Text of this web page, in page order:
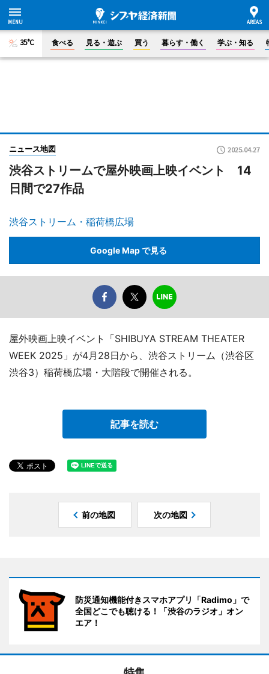
35°C 食べる 見る・遊ぶ 買う 暮らす・働く 学ぶ・知る
ニュース地図 2025.04.27
渋谷ストリームで屋外映画上映イベント 14
日間で27作品
渋谷ストリーム・稲荷橋広場
Google Map で見る
屋外映画上映イベント「SHIBUYA STREAM THEATER
WEEK 2025」が4月28日から、渋谷ストリーム（渋谷区
渋谷3）稲荷橋広場・大階段で開催される。
記事を読む
前の地図 次の地図
防災通知機能付きスマホアプリ「Radimo」で
全国どこでも聴ける！「渋谷のラジオ」オン
エア！